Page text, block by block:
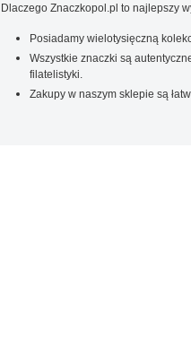
Dlaczego Znaczkopol.pl to najlepszy
Posiadamy wielotysięczną
Wszystkie znaczki są
filatelistyki.
Zakupy w naszym sklepie są